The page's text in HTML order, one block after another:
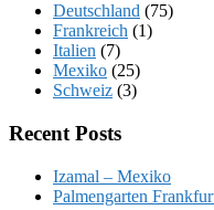
Deutschland (75)
Frankreich (1)
Italien (7)
Mexiko (25)
Schweiz (3)
Recent Posts
Izamal – Mexiko
Palmengarten